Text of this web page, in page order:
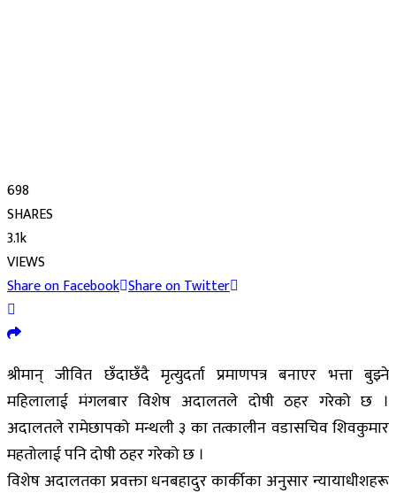
698
SHARES
3.1k
VIEWS
Share on Facebook Share on Twitter
श्रीमान् जीवित छँदाछँदै मृत्युदर्ता प्रमाणपत्र बनाएर भत्ता बुझ्ने
महिलालाई मंगलबार विशेष अदालतले दोषी ठहर गरेको छ ।
अदालतले रामेछापको मन्थली ३ का तत्कालीन वडासचिव शिवकुमार
महतोलाई पनि दोषी ठहर गरेको छ ।
विशेष अदालतका प्रवक्ता धनबहादुर कार्कीका अनुसार न्यायाधीशहरू